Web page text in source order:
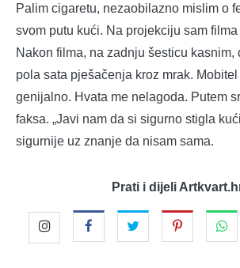
Palim cigaretu, nezaobilazno mislim o
svom putu kući. Na projekciju sam
Nakon filma, na zadnju šesticu kasnim,
pola sata pješačenja kroz mrak.
genijalno. Hvata me nelagoda. Putem
faksa. „Javi nam da si sigurno stigla
sigurnije uz znanje da nisam sama.
Prati i dijeli